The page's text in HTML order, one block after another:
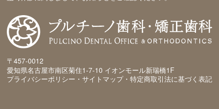
〒457-0012
愛知県名古屋市南区菊住1-7-10 イオンモール新瑞橋1F
プライバシーポリシー・サイトマップ・特定商取引法に基づく表記